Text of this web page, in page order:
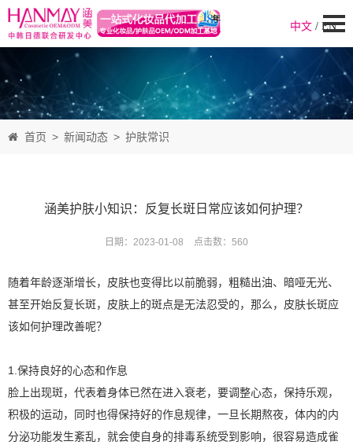
中文 / EN
首页 > 新闻动态 > 护肤常识
涵美护肤小知识：反复长斑日常应该如何护理？
日期：2023-01-08 点击数： 560
随着年龄逐渐增长，皮肤也变得比以前脆弱，粗糙出油、暗哑无光、
甚至开始反复长斑，皮肤上的斑点是无法忍受的，那么，皮肤长斑应
该如何护理改善呢？
1.保持良好的心态和作息
脸上出现斑，代表着身体已然在进入衰老，要调整心态，保持乐观，
积极的运动，同时也得保持好的作息规律，一旦长期熬夜，体内的内
分泌功能发生紊乱，就会使自身的排毒系统受到影响，很容易造成雀